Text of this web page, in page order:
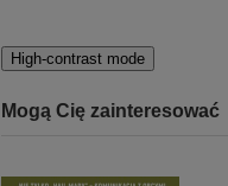
High-contrast mode
Mogą Cię zainteresować